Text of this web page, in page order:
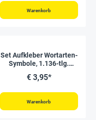
Warenkorb
Set Aufkleber Wortarten-
Symbole, 1.136-tlg.
€ 3,95*
Warenkorb